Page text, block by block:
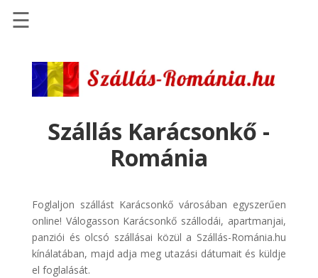
Szállások
Repülőjegy
pénzvisszatérítéssel
Discover
Cars
Transzfer
☰
Szállás Karácsonkő -
Románia
Foglaljon szállást Karácsonkő városában egyszerűen
online! Válogasson Karácsonkő szállodái, apartmanjai,
panziói és olcsó szállásai közül a Szállás-Románia.hu
kínálatában, majd adja meg utazási dátumait és küldje
el foglalását.